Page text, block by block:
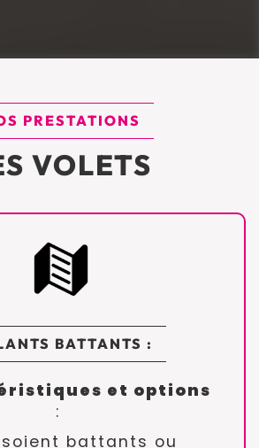
PRESTATIONS
VOLETS
BATTANTS :
et options
:
battants ou